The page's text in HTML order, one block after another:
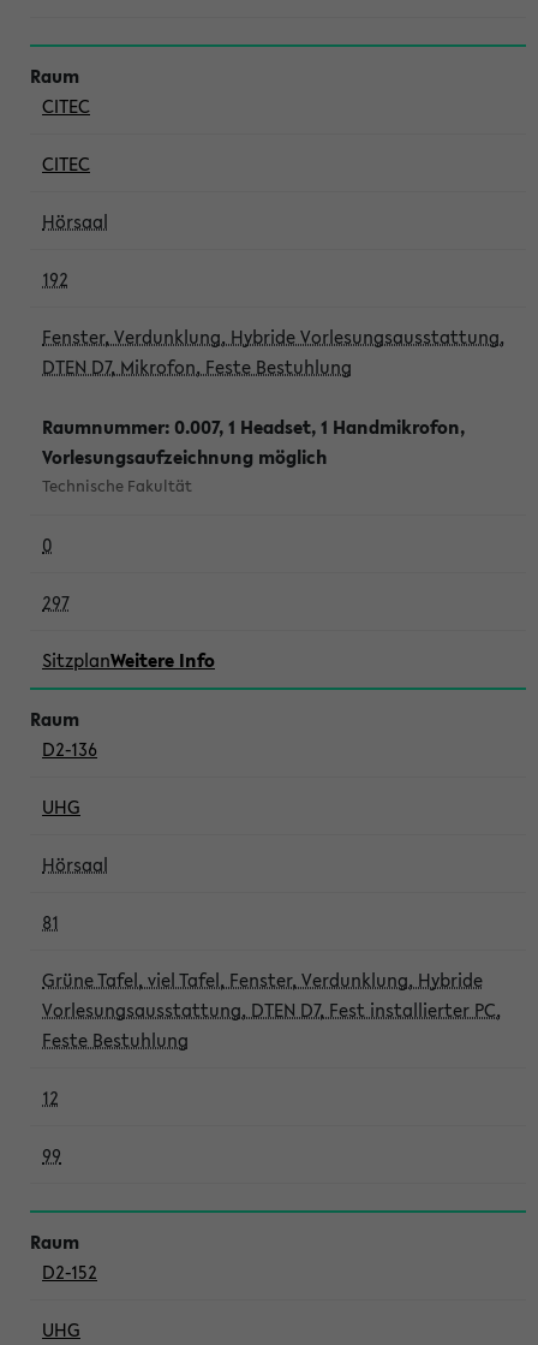
CITEC
CITEC
Hörsaal
192
Fenster, Verdunklung, Hybride Vorlesungsausstattung,
DTEN D7, Mikrofon, Feste Bestuhlung
Raumnummer: 0.007, 1 Headset, 1 Handmikrofon,
Vorlesungsaufzeichnung möglich
Technische Fakultät
0
297
SitzplanWeitere Info
D2-136
UHG
Hörsaal
81
Grüne Tafel, viel Tafel, Fenster, Verdunklung, Hybride
Vorlesungsausstattung, DTEN D7, Fest installierter PC,
Feste Bestuhlung
12
99
D2-152
UHG